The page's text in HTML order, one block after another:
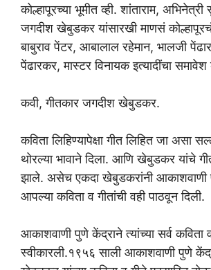
कोल्हापूरच्या भूमीत व्ही. शांताराम,
जगदीश खेबुडकर यांसारखी माणसं
बाबुराव पेंटर, आबालाल रहेमान, भालजी
पेंढारकर, मास्टर विनायक इत्यादींचा समावेश
कवी, गीतकार जगदीश खेबुडकर.
कविता लिहिण्यापेक्षा गीत लिहित जा असा
थोरल्या भावाने दिला. आणि खेबुडकर यांचे
झाले. असेच एकदा खेबुडकरांनी आकाशवाणी
आपल्या कविता व गीतांची वही पाठवून दिली.
आकाशवाणी पुणे केंद्राने त्यांच्या सर्व कविता
स्वीकारली.१९५६ साली आकाशवाणी पुणे